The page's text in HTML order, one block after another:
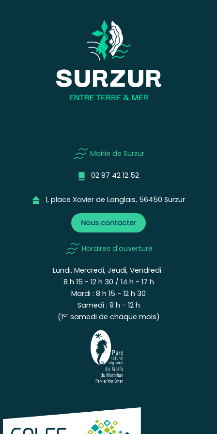
Mairie de Surzur
02 97 42 12 52
1, place Xavier de Langlais, 56450 Surzur
Nous contacter
Horaires d'ouverture
Lundi, Mercredi, Jeudi, Vendredi :
8 h 15 - 12 h 30 / 14 h - 17 h
Mardi : 8 h 15 - 12 h 30
Samedi : 9 h - 12 h
(1ersamedi de chaque mois)